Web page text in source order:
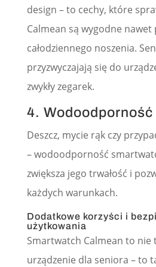
design – to cechy, które
Calmean są wygodne nawet
całodziennego noszenia.
przyzwyczajają się do
zwykły zegarek.
4. Wodoodporność
Deszcz, mycie rąk czy
– wodoodporność
zwiększa jego trwałość i
każdych warunkach.
Dodatkowe korzyści i
użytkowania
Smartwatch Calmean to nie
urządzenie dla seniora – to